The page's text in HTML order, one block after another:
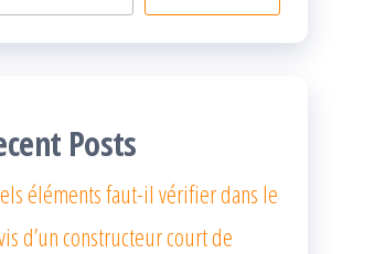
Posts
éléments faut-il vérifier dans le
d’un constructeur court de